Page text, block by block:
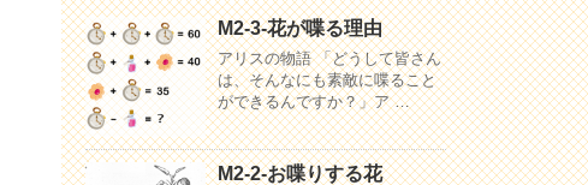
M2-3-花が喋る理由
アリスの物語 「どうして皆さん
は、そんなにも素敵に喋ること
ができるんですか？」ア …
M2-2-お喋りする花